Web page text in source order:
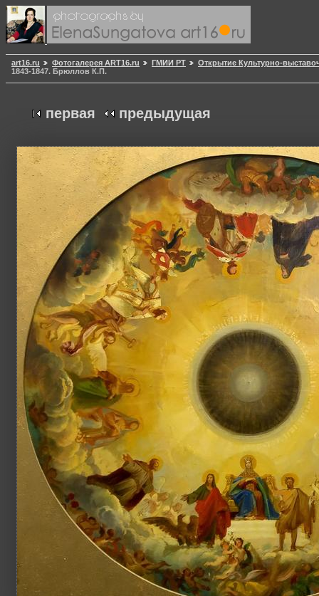
art16.ru Фотогалерея ART16.ru ГМИИ РТ
Открытие Культурно-
1843-1847. Брюллов К.П.
первая предыдущая